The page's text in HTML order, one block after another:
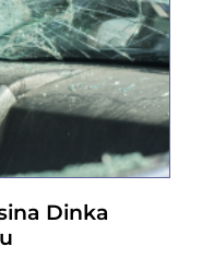
Dinka